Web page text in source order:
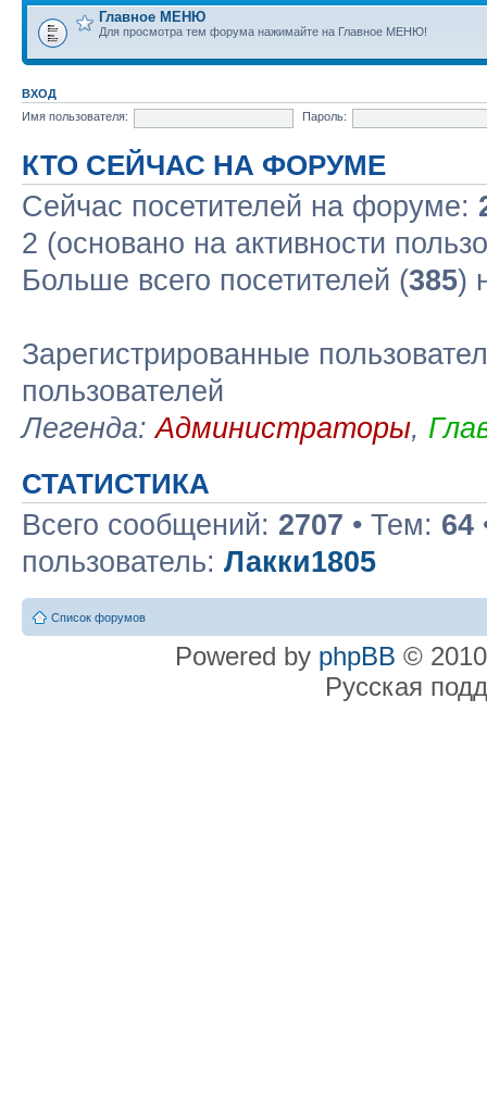
Главное МЕНЮ
Для просмотра тем форума нажимайте на Главное МЕНЮ!
ВХОД
Имя пользователя:
Пароль:
КТО СЕЙЧАС НА ФОРУМЕ
Сейчас посетителей на форуме:
2 (основано на активности
Больше всего посетителей (385)
Зарегистрированные
пользователей
Легенда:Администраторы,
СТАТИСТИКА
Всего сообщений: 2707 • Тем: 64
пользователь: Лакки1805
Список форумов
Powered by phpBB ©
Русская